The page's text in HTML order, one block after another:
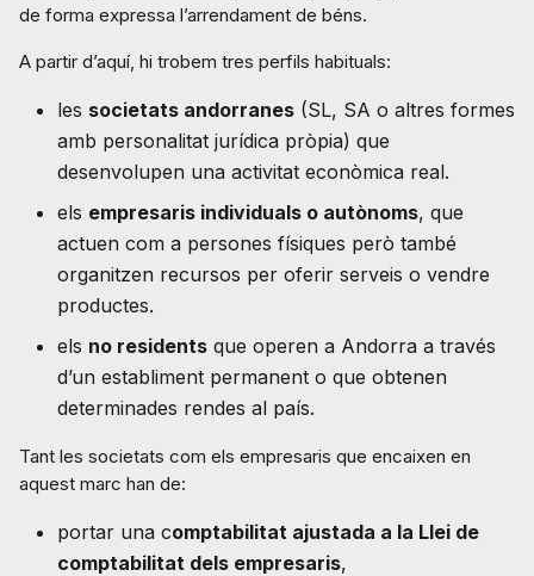
de forma expressa l’arrendament de béns.
A partir d’aquí, hi trobem tres perfils habituals:
les societats andorranes (SL, SA o altres formes
amb personalitat jurídica pròpia) que
desenvolupen una activitat econòmica real.
els empresaris individuals o autònoms, que
actuen com a persones físiques però també
organitzen recursos per oferir serveis o vendre
productes.
els no residents que operen a Andorra a través
d’un establiment permanent o que obtenen
determinades rendes al país.
Tant les societats com els empresaris que encaixen en
aquest marc han de:
portar una comptabilitat ajustada a la Llei de
comptabilitat dels empresaris,